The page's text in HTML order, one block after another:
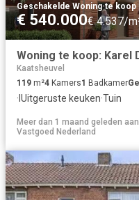
Geschakelde Woning·te koop
€ 540.000€ 4.537/
Kaatsheuvel
119 m²4 Kamers1 Badkamer
· IUitgeruste keuken·Tuin
Meer dan 1 maand geleden
Vastgoed Nederland